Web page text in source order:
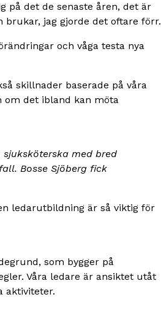
på det de senaste åren, det är
brukar, jag gjorde det oftare förr.
och våga testa nya
skillnader baserade på våra
om det ibland kan möta
med bred
Bosse Sjöberg fick
ledarutbildning är så viktig för
som bygger på
Våra ledare är ansiktet utåt
aktiviteter.